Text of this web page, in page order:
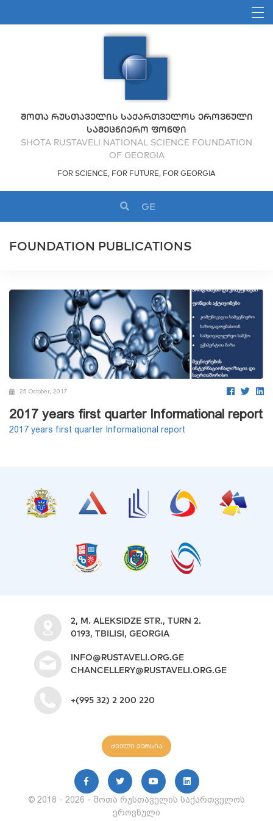
ᲨᲝᲗᲐ ᲠᲣᲡᲗᲐᲕᲔᲚᲘᲡ ᲡᲐᲥᲐᲠᲗᲕᲔᲚᲝᲡ ᲔᲠᲝᲕᲜᲣᲚᲘ
ᲡᲐᲛᲔᲪᲜᲘᲔᲠᲝ ᲤᲝᲜᲓᲘ
SHOTA RUSTAVELI NATIONAL SCIENCE FOUNDATION
OF GEORGIA
FOR SCIENCE, FOR FUTURE, FOR GEORGIA
GE
FOUNDATION PUBLICATIONS
25 October, 2017
2017 years first quarter Informational report
2017 years first quarter Informational report
© 2018 - 2026 - შოთა რუსთაველის საქართველოს
ეროვნული
2, M. ALEKSIDZE STR., TURN 2.
0193, TBILISI, GEORGIA
INFO@RUSTAVELI.ORG.GE
CHANCELLERY@RUSTAVELI.ORG.GE
+(995 32) 2 200 220
ძველი ვერსია